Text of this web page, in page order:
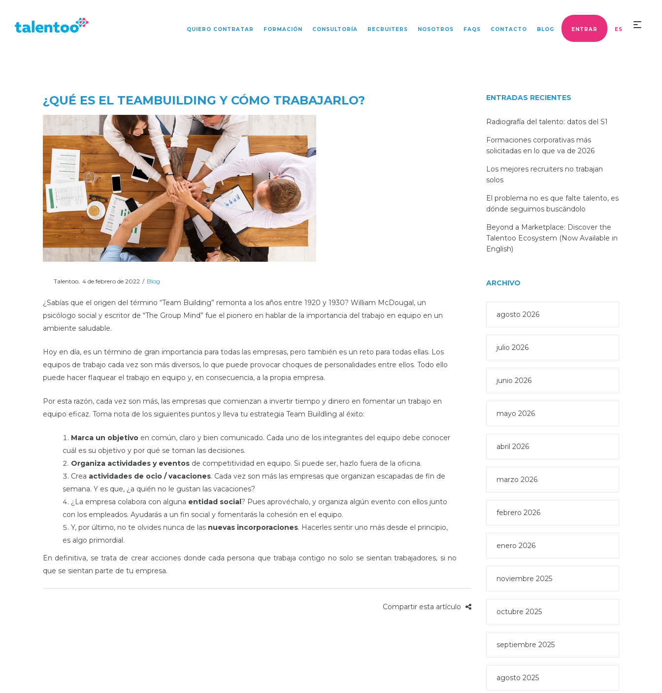
Talentoo
Talentoo
QUIERO CONTRATAR FORMACIÓN CONSULTORÍA RECRUITERS NOSOTROS FAQS CONTACTO BLOG ENTRAR ES
¿QUÉ ES EL TEAMBUILDING Y CÓMO TRABAJARLO?
PorTalentoo Posted
4 de febrero de 2022
Posted
Blog
¿Sabías que el origen del término “Team Building” remonta a los años entre 1920 y 1930? William McDougal, un
psicólogo social y escritor de “The Group Mind” fue el pionero en hablar de la importancia del trabajo en equipo en un
ambiente saludable.
Hoy en día, es un término de gran importancia para todas las empresas, pero también es un reto para todas ellas. Los
equipos de trabajo cada vez son más diversos, lo que puede provocar choques de personalidades entre ellos. Todo ello
puede hacer flaquear el trabajo en equipo y, en consecuencia, a la propia empresa.
Por esta razón, cada vez son más, las empresas que comienzan a invertir tiempo y dinero en fomentar un trabajo en
equipo eficaz. Toma nota de los siguientes puntos y lleva tu estrategia Team Buildling al éxito:
Marca un objetivo en común, claro y bien comunicado. Cada uno de los integrantes del equipo debe conocer
cuál es su objetivo y por qué se toman las decisiones.
Organiza actividades y eventos de competitividad en equipo. Si puede ser, hazlo fuera de la oficina.
Crea actividades de ocio / vacaciones. Cada vez son más las empresas que organizan escapadas de fin de
semana. Y es que, ¿a quién no le gustan las vacaciones?
¿La empresa colabora con alguna entidad social? Pues aprovéchalo, y organiza algún evento con ellos junto
con los empleados. Ayudarás a un fin social y fomentarás la cohesión en el equipo.
Y, por último, no te olvides nunca de las nuevas incorporaciones. Hacerles sentir uno más desde el principio,
es algo primordial.
En definitiva, se trata de crear acciones donde cada persona que trabaja contigo no solo se sientan trabajadores, si no
que se sientan parte de tu empresa.
Compartir esta artículo
ENTRADAS RECIENTES
Radiografía del talento: datos del S1
Formaciones corporativas más
solicitadas en lo que va de 2026
Los mejores recruiters no trabajan
solos
El problema no es que falte talento, es
dónde seguimos buscándolo
Beyond a Marketplace: Discover the
Talentoo Ecosystem (Now Available in
English)
ARCHIVO
agosto 2026
julio 2026
junio 2026
mayo 2026
abril 2026
marzo 2026
febrero 2026
enero 2026
noviembre 2025
octubre 2025
septiembre 2025
agosto 2025